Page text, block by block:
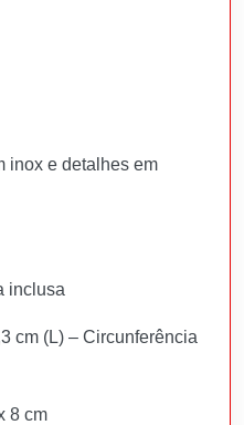
inox e detalhes em
inclusa
cm (L) – Circunferência
8 cm